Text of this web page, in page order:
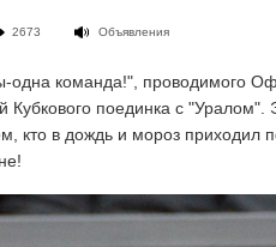
2673 Объявления
одна команда!", проводимого
Кубкового поединка с
кто в дождь и мороз